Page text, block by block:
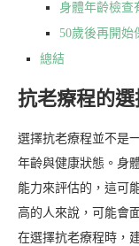
身體年齡檢查
50歲後再開始
總結
抗老療程的
選擇抗老療程並不是
年齡與健康狀態。身
能力來評估的，這可
高的人來說，可能會
在選擇抗老療程時，